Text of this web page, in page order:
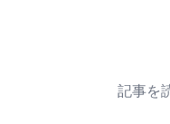
記事を